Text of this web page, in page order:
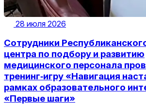
28 июля 2026
Сотрудники
центра по подбору и развитию
медицинского персонала
тренинг‑игру «Навигация
рамках образовательного
«Первые шаги»